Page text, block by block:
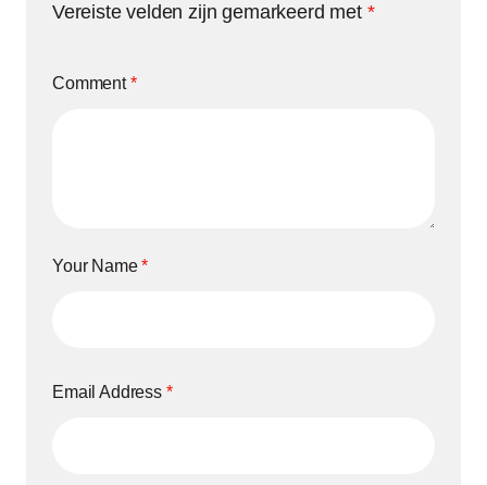
Vereiste velden zijn gemarkeerd met *
Comment*
Your Name*
Email Address *